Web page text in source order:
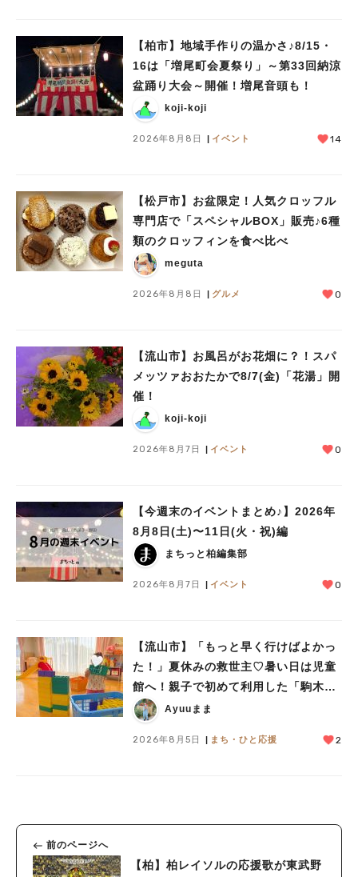
【柏市】地域手作りの温かさ♪8/15・
16は「増尾町会夏祭り」～第33回納涼
盆踊り大会～開催！増尾音頭も！
koji-koji
2026年8月8日 イベント 14
【松戸市】お盆限定！人気クロッフル
専門店で「スペシャルBOX」販売♪6種
類のクロッフィンを食べ比べ
meguta
2026年8月8日 グルメ 0
【流山市】お風呂がお花畑に？！スパ
メッツァおおたかで8/7(金)「花湯」開
催！
koji-koji
2026年8月7日 イベント 0
【今週末のイベントまとめ♪】2026年
8月8日(土)〜11日(火・祝)編
まちっと柏編集部
2026年8月7日 イベント 0
【流山市】「もっと早く行けばよかっ
た！」夏休みの救世主♡暑い日は児童
館へ！親子で初めて利用した「駒木台
児童館」レポート
Ayuuまま
2026年8月5日 まち・ひと応援 2
前のページへ
【柏】柏レイソルの応援歌が東武野
人気のキーワード
#ラーメン#ショッピング #カフェ#スイーツ#パン#カレー#柏駅
#イベント#公園#教えたい／教えて投稿記事
#教えたい/こんなの見つけた